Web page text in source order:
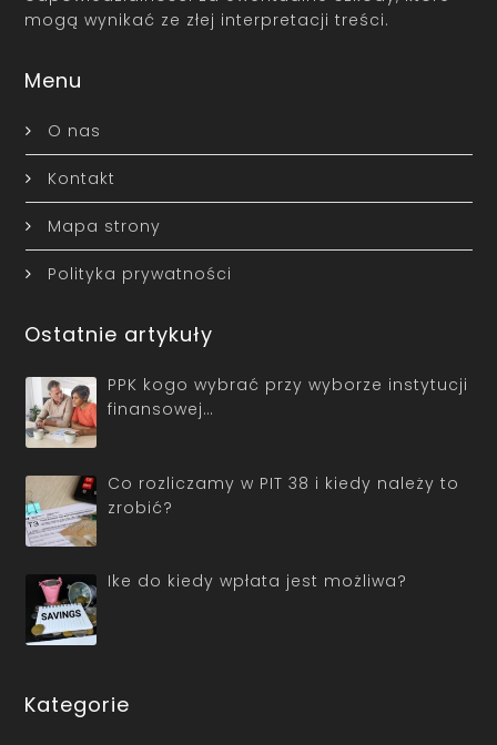
mogą wynikać ze złej interpretacji treści.
Menu
O nas
Kontakt
Mapa strony
Polityka prywatności
Ostatnie artykuły
PPK kogo wybrać przy wyborze instytucji
finansowej…
Co rozliczamy w PIT 38 i kiedy należy to
zrobić?
Ike do kiedy wpłata jest możliwa?
Kategorie